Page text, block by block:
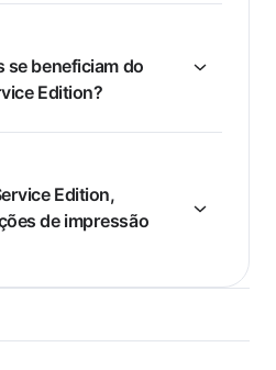
se beneficiam do
Edition?
Edition,
de impressão